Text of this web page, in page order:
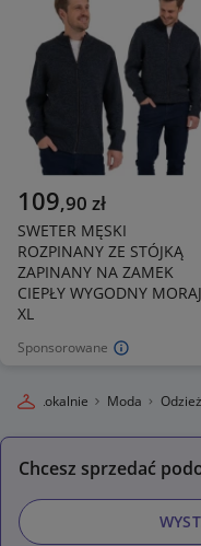
Sponsorowane
109,90 zł
SWETER MĘSKI
ROZPINANY ZE STÓJKĄ
ZAPINANY NA ZAMEK
CIEPŁY WYGODNY MORAJ
XL
Lokalnie Moda
Chcesz sprzedać